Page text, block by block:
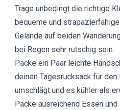
Trage unbedingt die richtige
bequeme und
Gelände auf beiden
bei Regen sehr rutschig sein.
Packe ein Paar leichte
deinen Tagesrucksack für
umschlägt und es kühler als
Packe ausreichend Essen und